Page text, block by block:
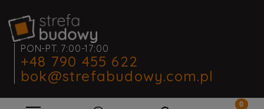
PON-PT. 7:00-17:00
+48 790 455 622
bok@strefabudowy.com.pl